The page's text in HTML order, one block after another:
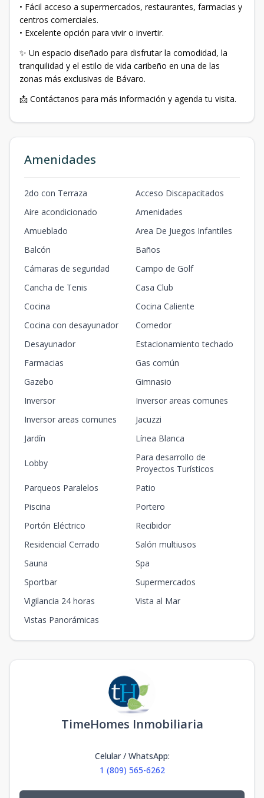
• Fácil acceso a supermercados, restaurantes, farmacias y
centros comerciales.
• Excelente opción para vivir o invertir.
✨ Un espacio diseñado para disfrutar la comodidad, la
tranquilidad y el estilo de vida caribeño en una de las
zonas más exclusivas de Bávaro.
📩 Contáctanos para más información y agenda tu visita.
Amenidades
2do con Terraza
Acceso Discapacitados
Aire acondicionado
Amenidades
Amueblado
Area De Juegos Infantiles
Balcón
Baños
Cámaras de seguridad
Campo de Golf
Cancha de Tenis
Casa Club
Cocina
Cocina Caliente
Cocina con desayunador
Comedor
Desayunador
Estacionamiento techado
Farmacias
Gas común
Gazebo
Gimnasio
Inversor
Inversor areas comunes
Inversor areas comunes
Jacuzzi
Jardín
Línea Blanca
Lobby
Para desarrollo de
Proyectos Turísticos
Parqueos Paralelos
Patio
Piscina
Portero
Portón Eléctrico
Recibidor
Residencial Cerrado
Salón multiusos
Sauna
Spa
Sportbar
Supermercados
Vigilancia 24 horas
Vista al Mar
Vistas Panorámicas
TimeHomes Inmobiliaria
Celular / WhatsApp:
1 (809) 565-6262